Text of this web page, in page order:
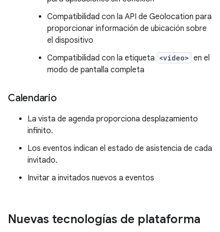
Compatibilidad con la API de Geolocation para
proporcionar información de ubicación sobre
el dispositivo
Compatibilidad con la etiqueta <video> en el
modo de pantalla completa
Calendario
La vista de agenda proporciona desplazamiento
infinito.
Los eventos indican el estado de asistencia de cada
invitado.
Invitar a invitados nuevos a eventos
Nuevas tecnologías de plataforma